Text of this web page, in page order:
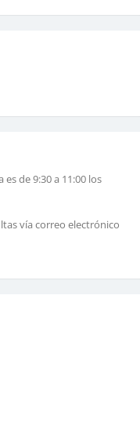
de 9:30 a 11:00 los
vía correo electrónico